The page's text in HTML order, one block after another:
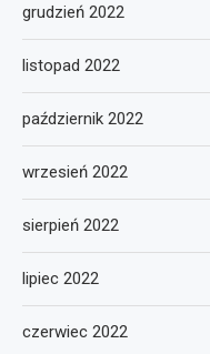
grudzień 2022
listopad 2022
październik 2022
wrzesień 2022
sierpień 2022
lipiec 2022
czerwiec 2022